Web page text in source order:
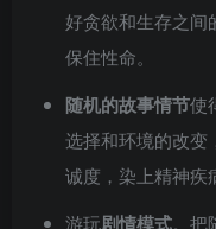
好贪欲和生存之间
保住性命。
随机的故事情节使
选择和环境的改变
诚度，染上精神疾
游玩剧情模式。把